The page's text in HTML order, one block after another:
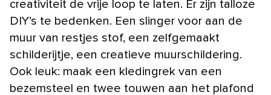
creativiteit de vrije loop te laten. Er zijn talloze
DIY’s te bedenken. Een slinger voor aan de
muur van restjes stof, een zelfgemaakt
schilderijtje, een creatieve muurschildering.
Ook leuk: maak een kledingrek van een
bezemsteel en twee touwen aan het plafond